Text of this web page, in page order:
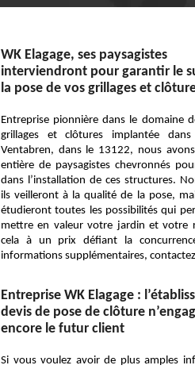
WK Elagage, ses paysagistes
interviendront pour garantir le
la pose de vos grillages et
Entreprise pionnière dans le domaine
grillages et clôtures implantée
Ventabren, dans le 13122, nous
entière de paysagistes chevronnés
dans l’installation de ces structures.
ils veilleront à la qualité de la pose,
étudieront toutes les possibilités qui
mettre en valeur votre jardin et votre
cela à un prix défiant la
informations supplémentaires,
Entreprise WK Elagage :
devis de pose de clôture
encore le futur client
Si vous voulez avoir de plus amples